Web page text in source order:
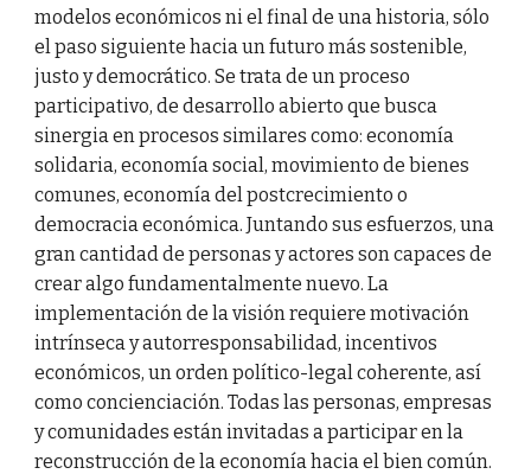
modelos económicos ni el final de una historia, sólo
el paso siguiente hacia un futuro más sostenible,
justo y democrático. Se trata de un proceso
participativo, de desarrollo abierto que busca
sinergia en procesos similares como: economía
solidaria, economía social, movimiento de bienes
comunes, economía del postcrecimiento o
democracia económica. Juntando sus esfuerzos, una
gran cantidad de personas y actores son capaces de
crear algo fundamentalmente nuevo. La
implementación de la visión requiere motivación
intrínseca y autorresponsabilidad, incentivos
económicos, un orden político-legal coherente, así
como concienciación. Todas las personas, empresas
y comunidades están invitadas a participar en la
reconstrucción de la economía hacia el bien común.